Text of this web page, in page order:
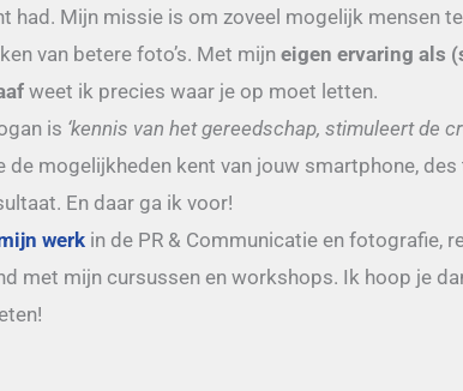
had. Mijn missie is om zoveel mogelijk mensen
van betere foto’s. Met mijn eigen ervaring als
weet ik precies waar je op moet letten.
is ‘kennis van het gereedschap, stimuleert de
de mogelijkheden kent van jouw smartphone,
En daar ga ik voor!
werk in de PR & Communicatie en fotografie,
met mijn cursussen en workshops. Ik hoop je